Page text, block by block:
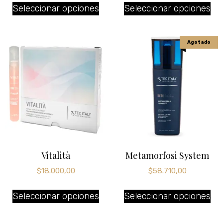
Seleccionar opciones Seleccionar opciones
Vitalità
$18.000,00
Seleccionar opciones
Agotado
Metamorfosi System
$58.710,00
Seleccionar opciones